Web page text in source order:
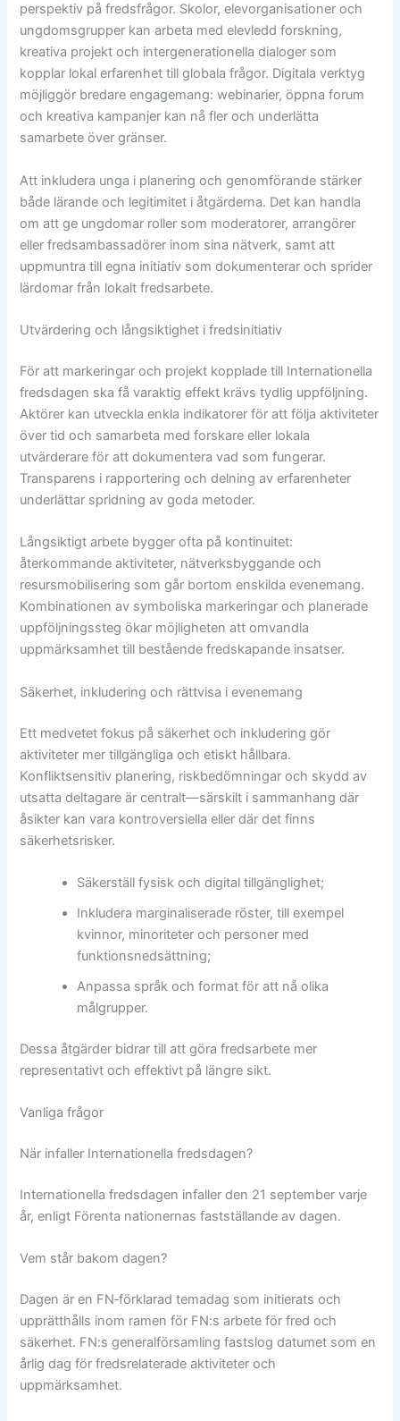
perspektiv på fredsfrågor. Skolor, elevorganisationer och
ungdomsgrupper kan arbeta med elevledd forskning,
kreativa projekt och intergenerationella dialoger som
kopplar lokal erfarenhet till globala frågor. Digitala verktyg
möjliggör bredare engagemang: webinarier, öppna forum
och kreativa kampanjer kan nå fler och underlätta
samarbete över gränser.
Att inkludera unga i planering och genomförande stärker
både lärande och legitimitet i åtgärderna. Det kan handla
om att ge ungdomar roller som moderatorer, arrangörer
eller fredsambassadörer inom sina nätverk, samt att
uppmuntra till egna initiativ som dokumenterar och sprider
lärdomar från lokalt fredsarbete.
Utvärdering och långsiktighet i fredsinitiativ
För att markeringar och projekt kopplade till Internationella
fredsdagen ska få varaktig effekt krävs tydlig uppföljning.
Aktörer kan utveckla enkla indikatorer för att följa aktiviteter
över tid och samarbeta med forskare eller lokala
utvärderare för att dokumentera vad som fungerar.
Transparens i rapportering och delning av erfarenheter
underlättar spridning av goda metoder.
Långsiktigt arbete bygger ofta på kontinuitet:
återkommande aktiviteter, nätverksbyggande och
resursmobilisering som går bortom enskilda evenemang.
Kombinationen av symboliska markeringar och planerade
uppföljningssteg ökar möjligheten att omvandla
uppmärksamhet till bestående fredskapande insatser.
Säkerhet, inkludering och rättvisa i evenemang
Ett medvetet fokus på säkerhet och inkludering gör
aktiviteter mer tillgängliga och etiskt hållbara.
Konfliktsensitiv planering, riskbedömningar och skydd av
utsatta deltagare är centralt—särskilt i sammanhang där
åsikter kan vara kontroversiella eller där det finns
säkerhetsrisker.
Säkerställ fysisk och digital tillgänglighet;
Inkludera marginaliserade röster, till exempel
kvinnor, minoriteter och personer med
funktionsnedsättning;
Anpassa språk och format för att nå olika
målgrupper.
Dessa åtgärder bidrar till att göra fredsarbete mer
representativt och effektivt på längre sikt.
Vanliga frågor
När infaller Internationella fredsdagen?
Internationella fredsdagen infaller den 21 september varje
år, enligt Förenta nationernas fastställande av dagen.
Vem står bakom dagen?
Dagen är en FN‑förklarad temadag som initierats och
upprätthålls inom ramen för FN:s arbete för fred och
säkerhet. FN:s generalförsamling fastslog datumet som en
årlig dag för fredsrelaterade aktiviteter och
uppmärksamhet.